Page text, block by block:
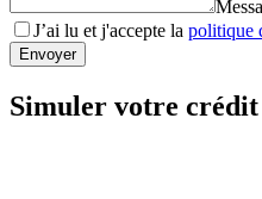
J’ai lu et j'accepte la politique
Envoyer
Simuler votre crédit